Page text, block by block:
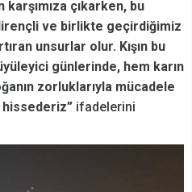
çıkarken, bu
ve birlikte geçirdiğimiz
unsurlar olur. Kışın bu
günlerinde, hem karın
zorluklarıyla mücadele
hissederiz” ifadelerini